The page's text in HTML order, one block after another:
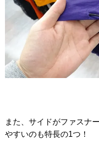
また、サイドがファスナ
やすいのも特長の1つ！